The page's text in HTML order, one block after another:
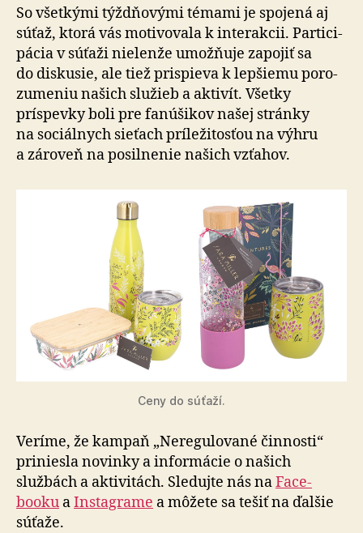
So všetkými týždňovými témami je spojená aj
súťaž, ktorá vás mo­ti­vo­va­la k interakcii. Par­ti­ci­
pá­cia v sú­ťa­ži nie­len­že umož­ňuje zapojiť sa
do disku­sie, ale tiež prispieva k lep­šiemu po­ro­
zu­me­niu našich služieb a akti­vít. Všetky
príspevky boli pre fa­nú­ši­kov našej stránky
na so­ciál­nych sie­ťach prí­le­ži­tosťou na výhru
a zá­ro­veň na po­sil­ne­nie našich vzťahov.
Ceny do súťaží.
Veríme, že kampaň „Neregulované činnosti“
priniesla no­vin­ky a in­for­má­cie o našich
službách a aktivitách. Sledujte nás naFace­
booku aIn­sta­gra­me a mô­že­te sa tešiť na ďal­šie
sú­ťa­že.